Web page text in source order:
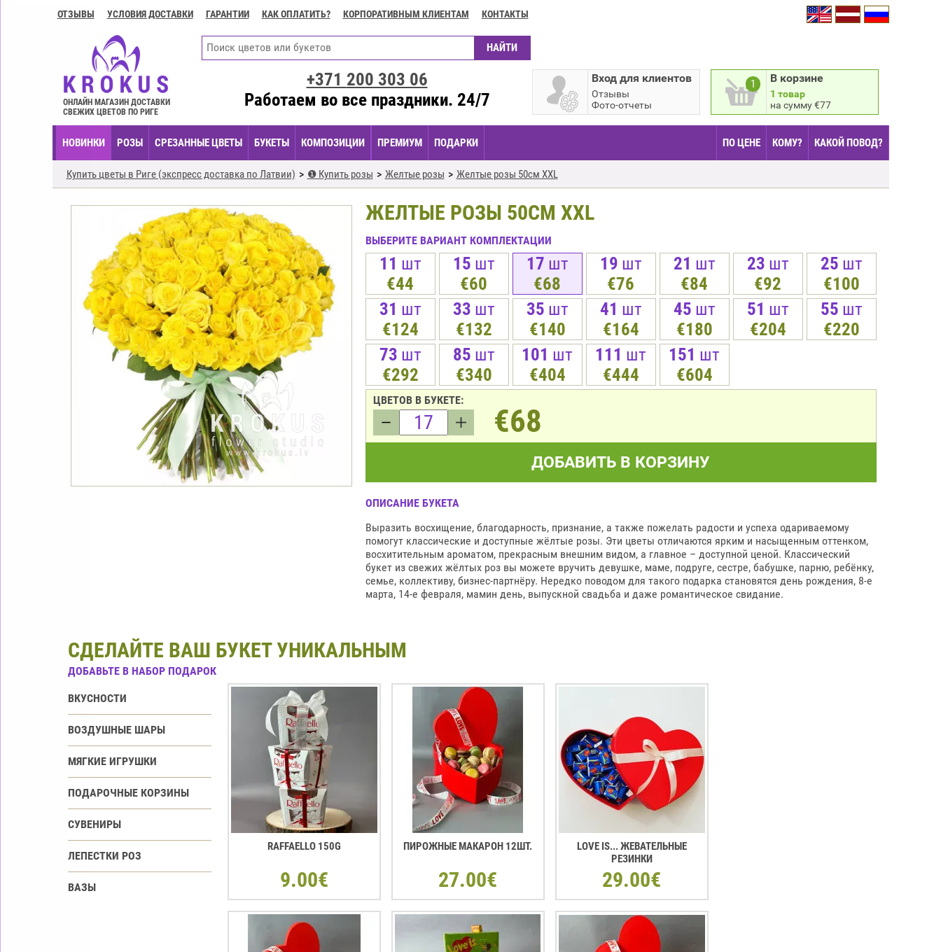
Контакты
ГАРАНТИИ
оплатить?
оформить
ОТЗЫВЫ УСЛОВИЯ ДОСТАВКИ ГАРАНТИИ КАК ОПЛАТИТЬ? КОРПОРАТИВНЫМ КЛИЕНТАМ КОНТАКТЫ
ОНЛАЙН МАГАЗИН ДОСТАВКИ
СВЕЖИХ ЦВЕТОВ ПО РИГЕ
1 В корзине
1 товар
на сумму €77
Вход для клиентов
Отзывы
Фото-отчеты
+371 200 303 06
Работаем во все праздники. 24/7
НОВИНКИ РОЗЫ СРЕЗАННЫЕ ЦВЕТЫ БУКЕТЫ КОМПОЗИЦИИ ПРЕМИУМ ПОДАРКИ ПО ЦЕНЕ КОМУ? КАКОЙ ПОВОД?
Купить цветы в Риге (экспресс доставка по Латвии) ❶ Купить розы Желтые розы Желтые розы 50см XXL
ЖЕЛТЫЕ РОЗЫ 50СМ XXL
ВЫБЕРИТЕ ВАРИАНТ КОМПЛЕКТАЦИИ
11 шт
€44
15 шт
€60
17 шт
€68
19 шт
€76
21 шт
€84
23 шт
€92
25 шт
€100
31 шт
€124
33 шт
€132
35 шт
€140
41 шт
€164
45 шт
€180
51 шт
€204
55 шт
€220
73 шт
€292
85 шт
€340
101 шт
€404
111 шт
€444
151 шт
€604
ЦВЕТОВ В БУКЕТЕ:
€68
ДОБАВИТЬ В КОРЗИНУ
ОПИСАНИЕ БУКЕТА
Выразить восхищение, благодарность, признание, а также пожелать радости и успеха одариваемому
помогут классические и доступные жёлтые розы. Эти цветы отличаются ярким и насыщенным оттенком,
восхитительным ароматом, прекрасным внешним видом, а главное – доступной ценой. Классический
букет из свежих жёлтых роз вы можете вручить девушке, маме, подруге, сестре, бабушке, парню, ребёнку,
семье, коллективу, бизнес-партнёру. Нередко поводом для такого подарка становятся день рождения, 8-е
марта, 14-е февраля, мамин день, выпускной свадьба и даже романтическое свидание.
СДЕЛАЙТЕ ВАШ БУКЕТ УНИКАЛЬНЫМ
ДОБАВЬТЕ В НАБОР ПОДАРОК
ВКУСНОСТИ
ВОЗДУШНЫЕ ШАРЫ
МЯГКИЕ ИГРУШКИ
ПОДАРОЧНЫЕ КОРЗИНЫ
СУВЕНИРЫ
ЛЕПЕСТКИ РОЗ
ВАЗЫ
RAFFAELLO 150G
9.00€
ПИРОЖНЫЕ МАКАРОН 12ШТ.
27.00€
LOVE IS... ЖЕВАТЕЛЬНЫЕ
РЕЗИНКИ
29.00€